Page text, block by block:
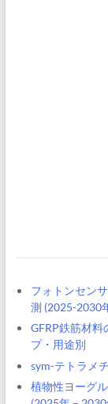
フォトンセン
測 (2025-2030
GFRP鉄筋材
プ・用途別
sym-テトラメ
植物性ヨーグ